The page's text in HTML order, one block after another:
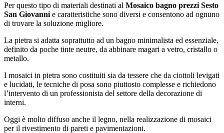
Per questo tipo di materiali destinati al Mosaico bagno prezzi Sesto
San Giovanni e caratteristiche sono diversi e consentono ad ognuno
di trovare la soluzione migliore.
La pietra si adatta soprattutto ad un bagno minimalista ed essenziale,
definito da poche tinte neutre, da abbinare magari a vetro, cristallo o
metallo.
I mosaici in pietra sono costituiti sia da tessere che da ciottoli levigati
e lucidati, le tecniche di posa sono piuttosto complesse e richiedono
l’intervento di un professionista del settore della decorazione di
interni.
Oggi è molto diffuso anche il legno, nella realizzazione di mosaici
per il rivestimento di pareti e pavimentazioni.